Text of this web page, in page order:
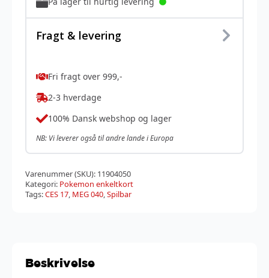
Fragt & levering
Fri fragt over 999,-
2-3 hverdage
100% Dansk webshop og lager
NB: Vi leverer også til andre lande i Europa
Varenummer (SKU): 11904050
Kategori: Pokemon enkeltkort
Tags:CES 17, MEG 040,Spilbar
Beskrivelse